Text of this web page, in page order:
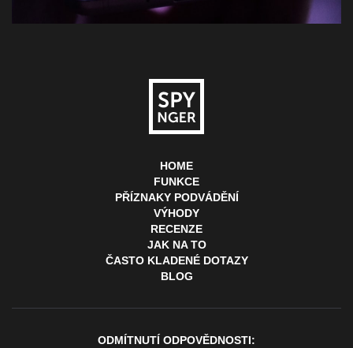
HOME
FUNKCE
PŘÍZNAKY PODVÁDĚNÍ
VÝHODY
RECENZE
JAK NA TO
ČASTO KLADENÉ DOTAZY
BLOG
ODMÍTNUTÍ ODPOVĚDNOSTI: